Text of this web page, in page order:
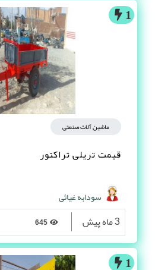
1
ماشین آلات صنعتی
قیمت تریلی تراکتور
سودابه غیاثی
3 ماه پیش
1